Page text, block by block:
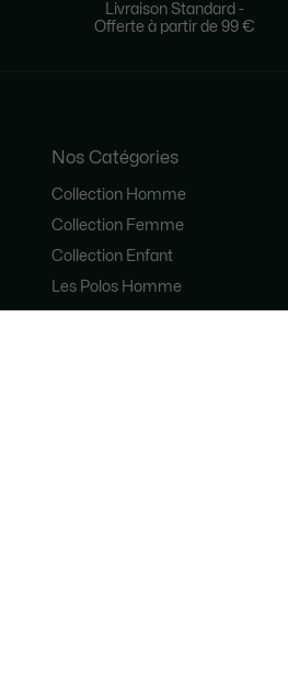
Livraison Standard -
Offerte à partir de 99 €
Nos Catégories
Collection Homme
Collection Femme
Collection Enfant
Les Polos Homme